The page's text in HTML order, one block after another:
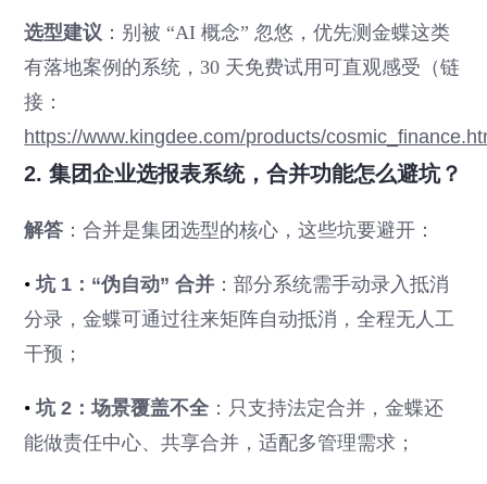
选型建议 ：别被 “AI 概念” 忽悠，优先测金蝶这类
有落地案例的系统，30 天免费试用可直观感受（链
接：
https://www.kingdee.com/products/
2. 集团企业选报表系统，合并功能怎么避坑？
解答 ：合并是集团选型的核心，这些坑要避开：
•坑 1：“伪自动” 合并 ：部分系统需手动录入抵消
分录，金蝶可通过往来矩阵自动抵消，全程无人工
干预；
•坑 2：场景覆盖不全 ：只支持法定合并，金蝶还
能做责任中心、共享合并，适配多管理需求；